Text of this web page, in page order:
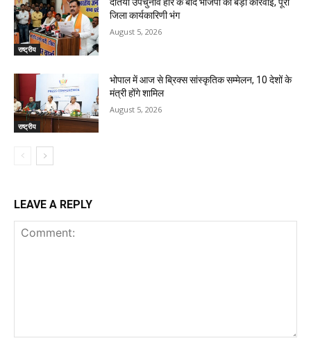
राष्ट्रीय
जिला कार्यकारिणी भंग
August 5, 2026
राष्ट्रीय
भोपाल में आज से ब्रिक्स सांस्कृतिक सम्मेलन, 10 देशों के
मंत्री होंगे शामिल
August 5, 2026
LEAVE A REPLY